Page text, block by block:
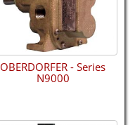
OBERDORFER - Series
N9000